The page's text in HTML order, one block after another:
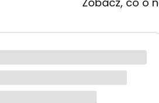
jakość tkanin, kolory dokładnie